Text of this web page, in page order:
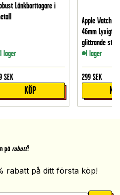
Länkborttagare i
I lager
SEK
KÖP
Apple Watch
46mm Lyxigt
glittrande
I lager
299 SEK
på rabatt?
rabatt på ditt första köp!